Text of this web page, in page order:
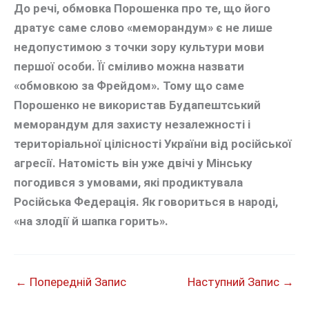
До речі, обмовка Порошенка про те, що його
дратує саме слово «меморандум» є не лише
недопустимою з точки зору культури мови
першої особи. Її сміливо можна назвати
«обмовкою за Фрейдом». Тому що саме
Порошенко не використав Будапештський
меморандум для захисту незалежності і
територіальної цілісності України від російської
агресії. Натомість він уже двічі у Мінську
погодився з умовами, які продиктувала
Російська Федерація. Як говориться в народі,
«на злодії й шапка горить».
← Попередній Запис Наступний Запис →